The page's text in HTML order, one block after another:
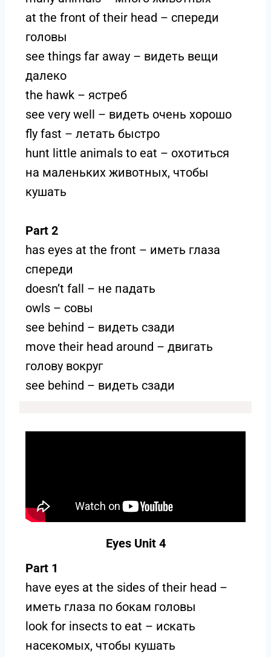
at the front of their head – спереди
головы
see things far away – видеть вещи
далеко
the hawk – ястреб
see very well – видеть очень хорошо
fly fast – летать быстро
hunt little animals to eat – охотиться
на маленьких животных, чтобы
кушать
Part 2
has eyes at the front – иметь глаза
спереди
doesn’t fall – не падать
owls – совы
see behind – видеть сзади
move their head around – двигать
голову вокруг
see behind – видеть сзади
Eyes Unit 4
Part 1
have eyes at the sides of their head –
иметь глаза по бокам головы
look for insects to eat – искать
насекомых, чтобы кушать